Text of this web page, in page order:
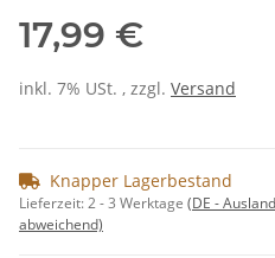
17,99 €
inkl. 7% USt. , zzgl. Versand
Knapper Lagerbestand
Lieferzeit:2 - 3 Werktage (DE - Ausland
abweichend)